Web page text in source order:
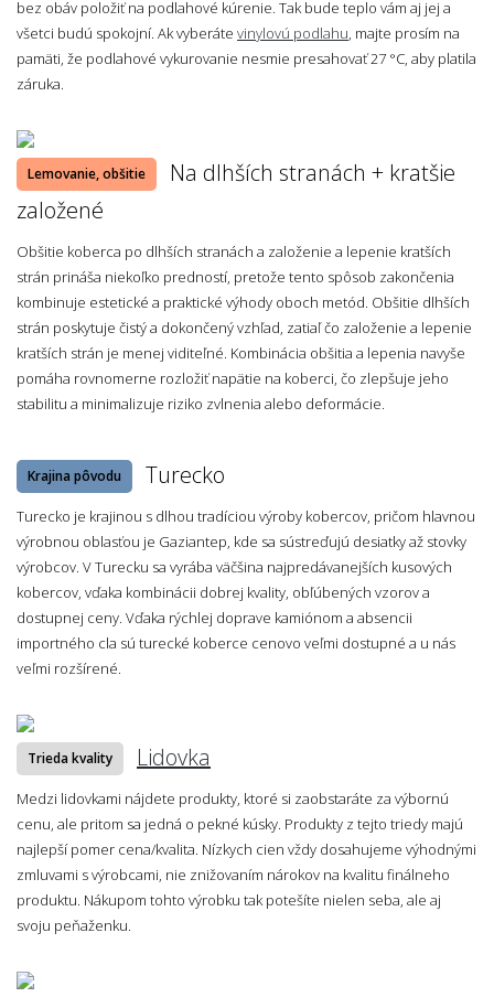
bez obáv položiť na podlahové kúrenie. Tak bude teplo vám aj jej a
všetci budú spokojní. Ak vyberáte vinylovú podlahu , majte prosím na
pamäti, že podlahové vykurovanie nesmie presahovať 27 °C, aby platila
záruka.
Lemovanie, obšitie
Na dlhších stranách + kratšie
založené
Obšitie koberca po dlhších stranách a založenie a lepenie kratších
strán prináša niekoľko predností, pretože tento spôsob zakončenia
kombinuje estetické a praktické výhody oboch metód. Obšitie dlhších
strán poskytuje čistý a dokončený vzhľad, zatiaľ čo založenie a lepenie
kratších strán je menej viditeľné. Kombinácia obšitia a lepenia navyše
pomáha rovnomerne rozložiť napätie na koberci, čo zlepšuje jeho
stabilitu a minimalizuje riziko zvlnenia alebo deformácie.
Krajina pôvodu Turecko
Turecko je krajinou s dlhou tradíciou výroby kobercov, pričom hlavnou
výrobnou oblasťou je Gaziantep, kde sa sústreďujú desiatky až stovky
výrobcov. V Turecku sa vyrába väčšina najpredávanejších kusových
kobercov, vďaka kombinácii dobrej kvality, obľúbených vzorov a
dostupnej ceny. Vďaka rýchlej doprave kamiónom a absencii
importného cla sú turecké koberce cenovo veľmi dostupné a u nás
veľmi rozšírené.
Trieda kvality Lidovka
Medzi lidovkami nájdete produkty, ktoré si zaobstaráte za výbornú
cenu, ale pritom sa jedná o pekné kúsky. Produkty z tejto triedy majú
najlepší pomer cena/kvalita. Nízkych cien vždy dosahujeme výhodnými
zmluvami s výrobcami, nie znižovaním nárokov na kvalitu finálneho
produktu. Nákupom tohto výrobku tak potešíte nielen seba, ale aj
svoju peňaženku.